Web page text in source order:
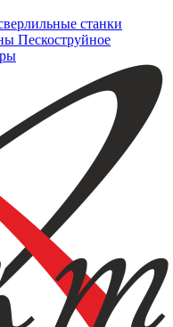
станки
Пескоструйное